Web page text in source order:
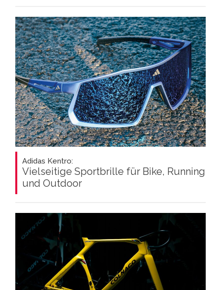
Adidas Kentro:
Vielseitige Sportbrille für Bike, Running
und Outdoor